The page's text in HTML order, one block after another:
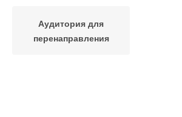
Аудитория для
перенаправления